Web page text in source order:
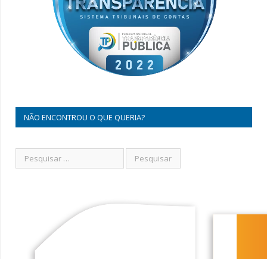
NÃO ENCONTROU O QUE QUERIA?